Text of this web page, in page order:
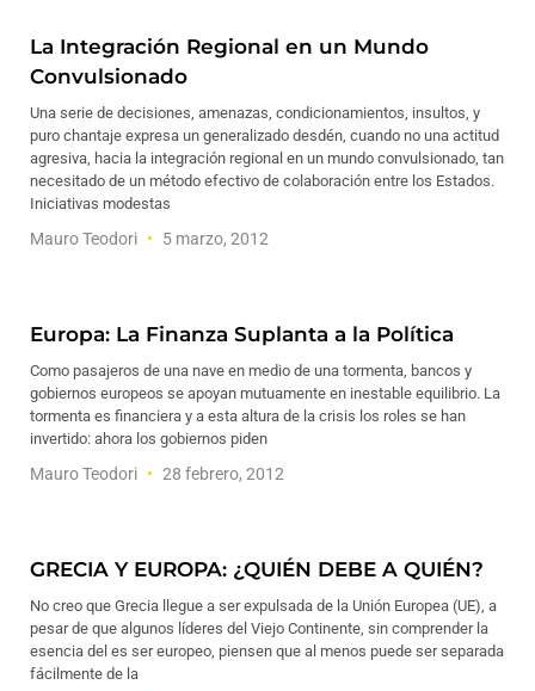
La Integración Regional en un Mundo
Convulsionado
Una serie de decisiones, amenazas, condicionamientos, insultos, y
puro chantaje expresa un generalizado desdén, cuando no una actitud
agresiva, hacia la integración regional en un mundo convulsionado, tan
necesitado de un método efectivo de colaboración entre los Estados.
Iniciativas modestas
Mauro Teodori 5 marzo, 2012
Europa: La Finanza Suplanta a la Política
Como pasajeros de una nave en medio de una tormenta, bancos y
gobiernos europeos se apoyan mutuamente en inestable equilibrio. La
tormenta es financiera y a esta altura de la crisis los roles se han
invertido: ahora los gobiernos piden
Mauro Teodori 28 febrero, 2012
GRECIA Y EUROPA: ¿QUIÉN DEBE A QUIÉN?
No creo que Grecia llegue a ser expulsada de la Unión Europea (UE), a
pesar de que algunos líderes del Viejo Continente, sin comprender la
esencia del es ser europeo, piensen que al menos puede ser separada
fácilmente de la